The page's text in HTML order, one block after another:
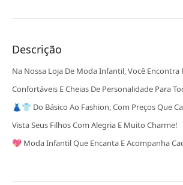
Descrição
Na Nossa Loja De Moda Infantil, Você Encontra
Confortáveis E Cheias De Personalidade Para
👗👕 Do Básico Ao Fashion, Com Preços Que
Vista Seus Filhos Com Alegria E Muito Charme!
💖 Moda Infantil Que Encanta E Acompanha